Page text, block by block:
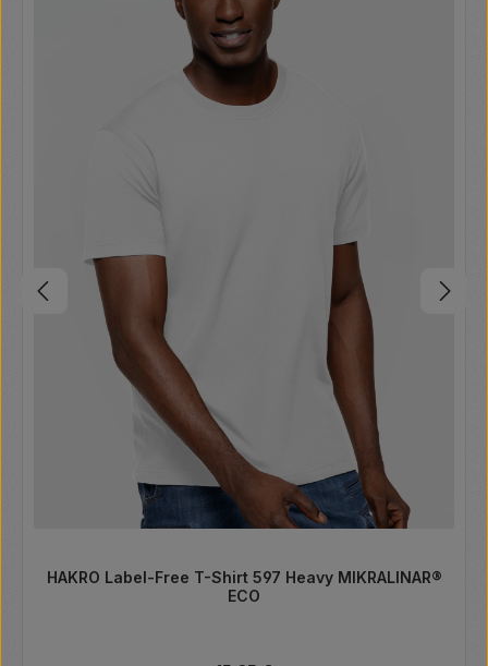
HAKRO Label-Free T-Shirt 597 Heavy MIKRALINAR®
ECO